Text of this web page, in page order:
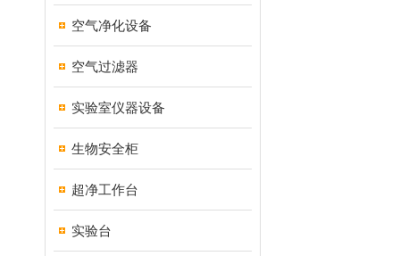
空气净化设备
空气过滤器
实验室仪器设备
生物安全柜
超净工作台
实验台